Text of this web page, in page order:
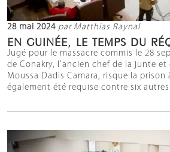
28 mai 2024 par Matthias Raynal
EN GUINÉE, LE TEMPS DU
Jugé pour le massacre commis le 28
de Conakry, l’ancien chef de la junte
Moussa Dadis Camara, risque la prison
également été requise contre six autres